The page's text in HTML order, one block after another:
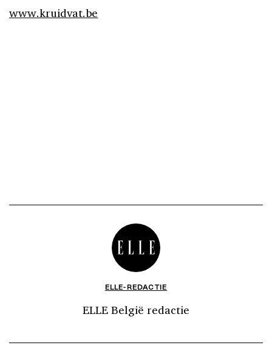
www.kruidvat.be
ELLE-REDACTIE
ELLE België redactie